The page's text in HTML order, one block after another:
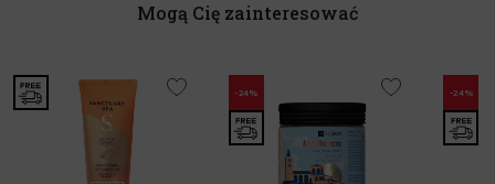
Mogą Cię zainteresować
-24% -24%